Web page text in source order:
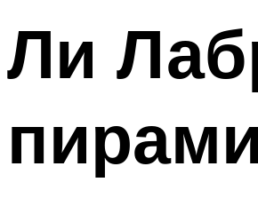
Ли